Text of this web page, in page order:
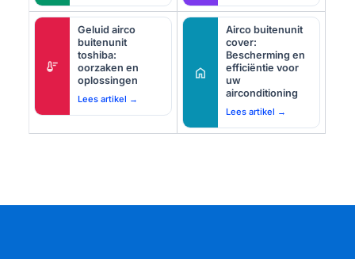
thermostat
Geluid airco
buitenunit
toshiba:
oorzaken en
oplossingen
Lees artikel →
home
Airco buitenunit
cover:
Bescherming en
efficiëntie voor
uw
airconditioning
Lees artikel →